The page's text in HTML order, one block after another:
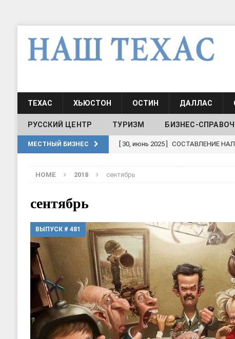
ТЕХАС ХЬЮСТОН ОСТИН ДАЛЛАС
РУССКИЙ ЦЕНТР ТУРИЗМ БИЗНЕС-
МЕСТНЫЙ БИЗНЕС [ 30, июнь 2025 ] СОСТАВЛЕНИЕ
ШКОЛЫ И ДЕТСКИЕ САДЫ
Школа русского
[ 17, июнь 2026 ] Sophia Dance
[ 20, август 2025 ] Alliance Fencing
HOME 2018 сентябрь
сентябрь
ВЫПУСК # 481